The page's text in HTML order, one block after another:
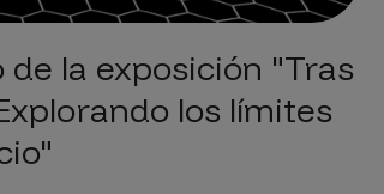
de la exposición "Tras
los límites